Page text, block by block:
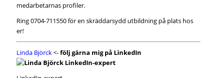
medarbetarnas profiler.
Ring 0704-711550 för en skräddarsydd utbildning på plats hos
er!
Linda Björck<-följ gärna mig på LinkedIn